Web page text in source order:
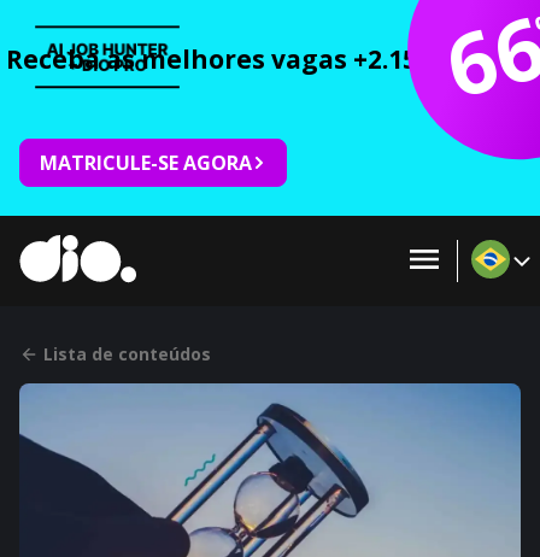
Receba as melhores vagas +2.150 cursos
MATRICULE-SE AGORA
Lista de conteúdos